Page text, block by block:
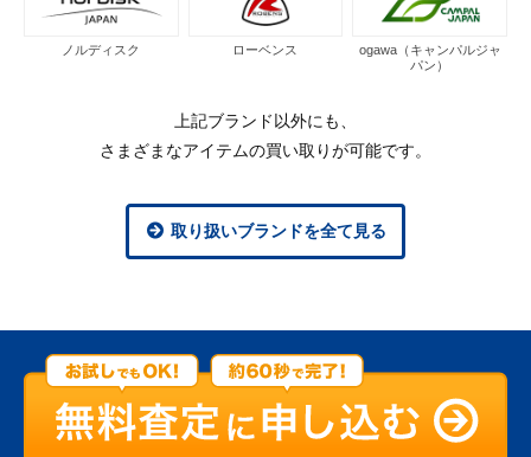
ノルディスク ローベンス
ogawa（キャンパルジャ
パン）
上記ブランド以外にも、
さまざまなアイテムの買い取りが可能です。
取り扱いブランドを全て見る